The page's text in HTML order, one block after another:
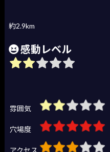
約2.9km
感動レベル
雰囲気
穴場度
アクセス